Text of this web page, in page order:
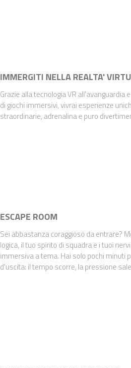
di giochi immersivi, vivrai esperienze
straordinarie, adrenalina e puro
logica, il tuo spirito di squadra e i tuoi
immersiva a tema. Hai solo pochi minuti
d'uscita: il tempo scorre, la pressione sale.